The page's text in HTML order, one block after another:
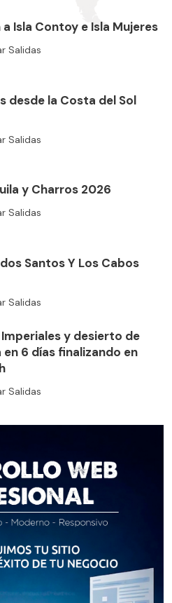
Isla Contoy e Isla Mujeres
Salidas
desde la Costa del Sol
Salidas
y Charros 2026
Salidas
Santos Y Los Cabos
Salidas
y desierto de
en 6 días finalizando en
Salidas